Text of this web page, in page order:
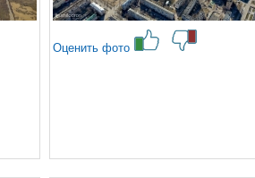
Оценить фото